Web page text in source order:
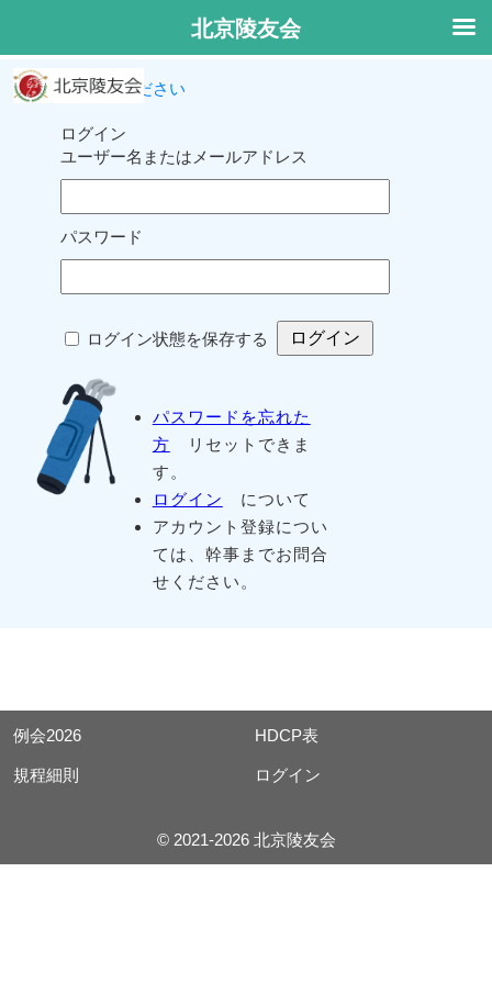
ログインしてください
ログイン
ユーザー名またはメールアドレス
パスワード
ログイン状態を保存する
パスワードを忘れた
方 リセットできま
す。
ログイン
について
アカウント登録につい
ては、幹事までお問合
せください。
例会2026 HDCP表
規程細則 ログイン
© 2021-2026 北京陵友会
北京陵友会